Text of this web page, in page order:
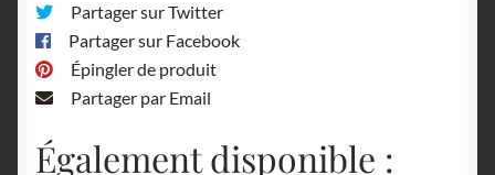
Partager sur Twitter
Partager sur Facebook
Épingler de produit
Partager par Email
Également disponible :